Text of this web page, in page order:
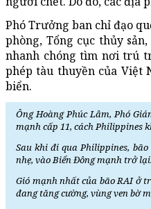
Phó Trưởng ban chỉ đạo
phòng, Tổng cục thủy
nhanh chóng tìm nơi trú
phép tàu thuyền của Việt
biển.
Ông Hoàng Phúc Lâm, Phó
mạnh cấp 11, cách Philippines
Sau khi đi qua Philippines,
nhẹ, vào Biển Đông mạnh trở lại.
Gió mạnh nhất của bão RAI ở
đang tăng cường, vùng ven bờ